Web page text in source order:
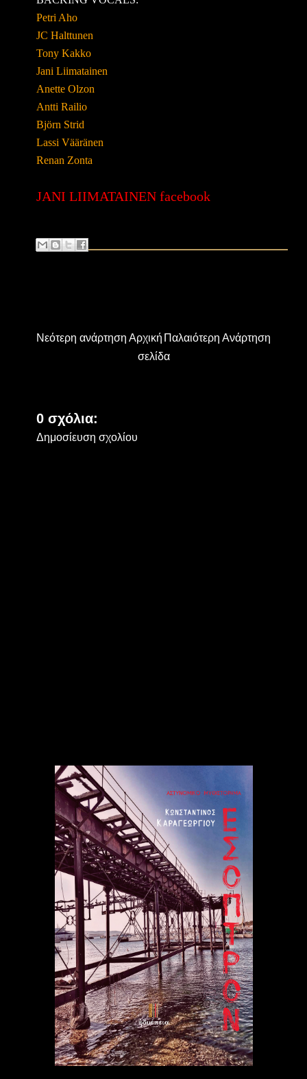
Petri Aho
JC Halttunen
Tony Kakko
Jani Liimatainen
Anette Olzon
Antti Railio
Björn Strid
Lassi Vääränen
Renan Zonta
JANI LIIMATAINEN facebook
Νεότερη ανάρτηση Παλαιότερη Ανάρτηση
Αρχική
σελίδα
0 σχόλια:
Δημοσίευση σχολίου